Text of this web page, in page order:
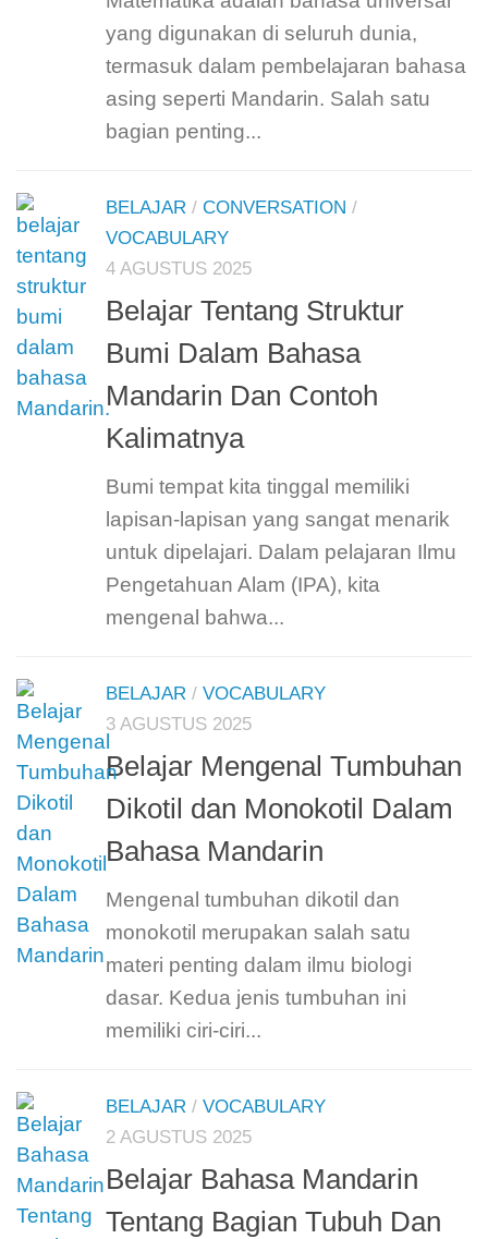
yang digunakan di seluruh dunia,
termasuk dalam pembelajaran bahasa
asing seperti Mandarin. Salah satu
bagian penting...
BELAJAR / CONVERSATION /
VOCABULARY
4 AGUSTUS 2025
Belajar Tentang Struktur
Bumi Dalam Bahasa
Mandarin Dan Contoh
Kalimatnya
Bumi tempat kita tinggal memiliki
lapisan-lapisan yang sangat menarik
untuk dipelajari. Dalam pelajaran Ilmu
Pengetahuan Alam (IPA), kita
mengenal bahwa...
BELAJAR / VOCABULARY
3 AGUSTUS 2025
Belajar Mengenal Tumbuhan
Dikotil dan Monokotil Dalam
Bahasa Mandarin
Mengenal tumbuhan dikotil dan
monokotil merupakan salah satu
materi penting dalam ilmu biologi
dasar. Kedua jenis tumbuhan ini
memiliki ciri-ciri...
BELAJAR / VOCABULARY
2 AGUSTUS 2025
Belajar Bahasa Mandarin
Tentang Bagian Tubuh Dan